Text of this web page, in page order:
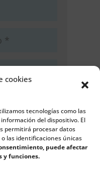
cookies
tecnologías como las
del dispositivo. El
permitirá procesar datos
las identificaciones únicas
puede afectar
y funciones.
navegador